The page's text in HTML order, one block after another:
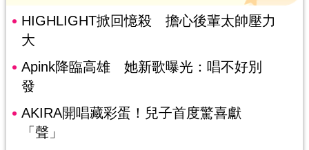
HIGHLIGHT掀回憶殺 擔心後輩太帥壓力
大
Apink降臨高雄 她新歌曝光：唱不好別
發
AKIRA開唱藏彩蛋！兒子首度驚喜獻
「聲」